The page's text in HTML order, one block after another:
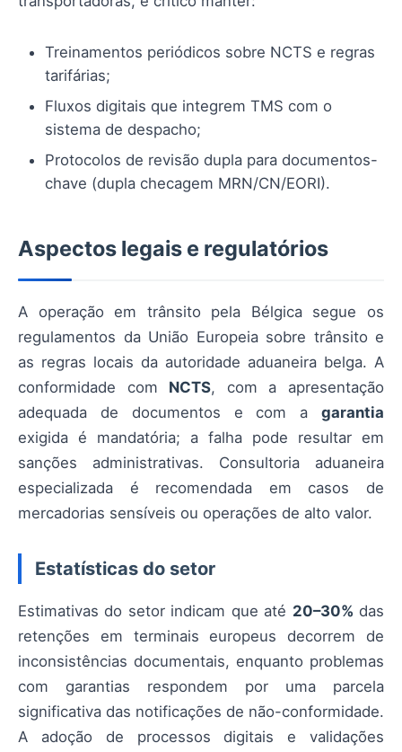
Treinamentos periódicos sobre NCTS e regras
tarifárias;
Fluxos digitais que integrem TMS com o
sistema de despacho;
Protocolos de revisão dupla para documentos-
chave (dupla checagem MRN/CN/EORI).
Aspectos legais e regulatórios
A operação em trânsito pela Bélgica segue os
regulamentos da União Europeia sobre trânsito e
as regras locais da autoridade aduaneira belga. A
conformidade com NCTS, com a apresentação
adequada de documentos e com a garantia
exigida é mandatória; a falha pode resultar em
sanções administrativas. Consultoria aduaneira
especializada é recomendada em casos de
mercadorias sensíveis ou operações de alto valor.
Estatísticas do setor
Estimativas do setor indicam que até 20–30% das
retenções em terminais europeus decorrem de
inconsistências documentais, enquanto problemas
com garantias respondem por uma parcela
significativa das notificações de não-conformidade.
A adoção de processos digitais e validações